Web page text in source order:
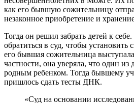
как его бывшую сожительницу
незаконное приобретение и
Тогда он решил забрать детей к
обратиться в суд, чтобы установить
его бывшая сожительница
частности, она уверяла, что один из
родным ребенком. Тогда бывшему
пришлось сдать тесты ДНК.
«Суд на основании